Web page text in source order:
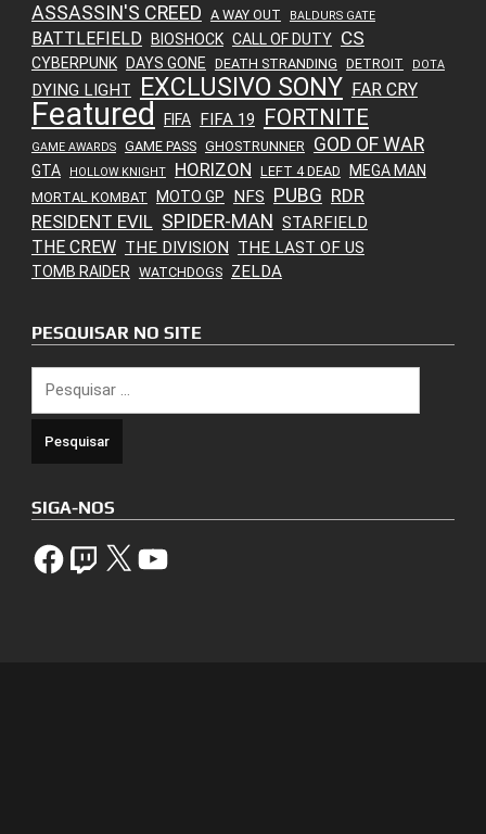
ASSASSIN'S CREED A WAY OUT BALDURS GATE
BATTLEFIELD BIOSHOCK CALL OF DUTY CS
CYBERPUNK DAYS GONE DEATH STRANDING DETROIT DOTA
DYING LIGHT EXCLUSIVO SONY FAR CRY
Featured FIFA FIFA 19 FORTNITE
GAME AWARDS GAME PASS GHOSTRUNNER GOD OF WAR
GTA HOLLOW KNIGHT HORIZON LEFT 4 DEAD MEGA MAN
MORTAL KOMBAT MOTO GP NFS PUBG RDR
RESIDENT EVIL SPIDER-MAN STARFIELD
THE CREW THE DIVISION THE LAST OF US
TOMB RAIDER WATCHDOGS ZELDA
PESQUISAR NO SITE
por:
SIGA-NOS
FacebookTwitch X YouTube